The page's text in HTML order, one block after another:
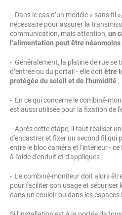
- Dans le cas d’un modèle « sans fil
nécessaire pour assurer la
communication, mais attention, un
l’alimentation peut être
- Généralement, la platine de rue se
d’entrée ou du portail - elle doit être
protégée du soleil et de l'humidité ;
- En ce qui concerne le combiné-
est aussi utilisée pour la fixation de
- Après cette étape, il faut réaliser
d'encastrer et fixer un second fil qui
entre le bloc caméra et l'intérieur -
à l'aide d'enduit et d'appliques ;
- Le combiné-moniteur doit alors
pour faciliter son usage et sécuriser
dans un couloir ou dans les espaces